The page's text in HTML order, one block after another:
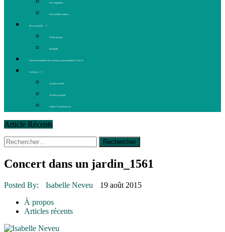
Nos stagiaires
Nos collaborateurs
Nous joindre
Notre équipe
Publicité
Devenez membre de votre journal et assistez à l’AGA
Archives
Archives Web
Archives papier
Cahier Vivez Prévost
Article Récents
14 octobre 2015
La course de boîtes à savon du club
Le rendez-vous des bolides
30 juin 2015 | Fantaisie et créativité en mode jeunesse
16 juillet 2026 | CULTURE
16 juillet 2026
16 juillet 2026
16 juillet 2026 |
Rechercher :
Concert dans un jardin_1561
Posted By: Isabelle Neveu
19 août 2015
À propos
Articles récents